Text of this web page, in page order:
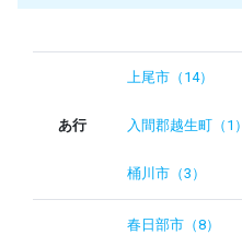
あ行
上尾市（14）
入間郡越生町（1）
桶川市（3）
春日部市（8）